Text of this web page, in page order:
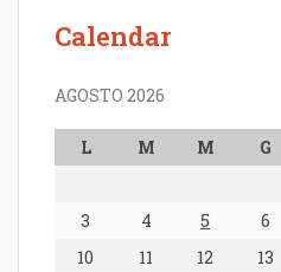
Calendar
AGOSTO 2026
L M M G
3
4 5 6
10
11 12 13